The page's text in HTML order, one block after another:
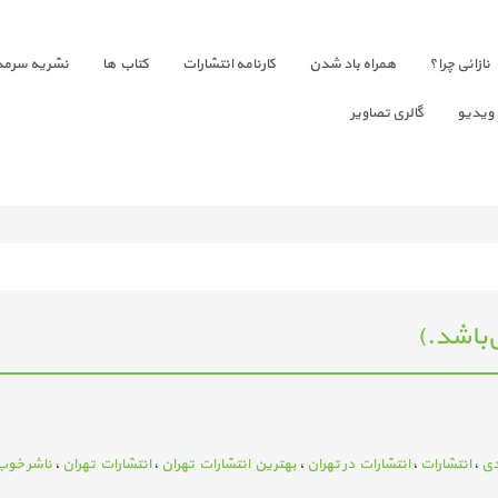
نازائی چرا؟ همراه باد شدن کارنامه انتشارات کتاب ها نشریه
ویدیو گالری تصاویر
،انتشارات ،انتشارات در تهران ،بهترین انتشارات تهران ،انتشارات تهران ،ناشر